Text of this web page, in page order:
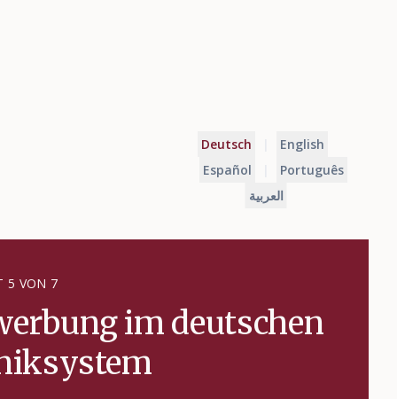
Deutsch
English
Español
Português
العربية
5 VON 7
im deutschen